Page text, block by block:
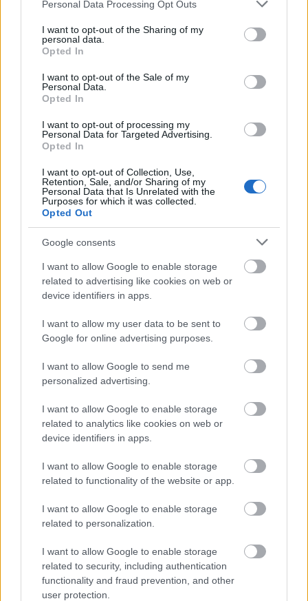
not limited to your visit or usage behaviour. You may click to
grant or deny consent to Google and its third-party tags to
use your data for below specified purposes in below Google
consent section.
Personal Data Processing Opt Outs
I want to opt-out of the Sharing of my
personal data.
Opted In
I want to opt-out of the Sale of my
Personal Data.
Opted In
I want to opt-out of processing my
Personal Data for Targeted Advertising.
Opted In
I want to opt-out of Collection, Use,
Retention, Sale, and/or Sharing of my
Personal Data that Is Unrelated with the
Purposes for which it was collected.
Opted Out
Google consents
I want to allow Google to enable storage
related to advertising like cookies on web or
device identifiers in apps.
I want to allow my user data to be sent to
Google for online advertising purposes.
I want to allow Google to send me
personalized advertising.
I want to allow Google to enable storage
related to analytics like cookies on web or
device identifiers in apps.
I want to allow Google to enable storage
related to functionality of the website or app.
I want to allow Google to enable storage
related to personalization.
I want to allow Google to enable storage
related to security, including authentication
functionality and fraud prevention, and other
user protection.
Helyi hírek
évszázados vezetéken múlt Bicske vízellátása
Helyi hírek
Gyárleállításokkal és átszervezett termeléssel
tehermentesíti a villamosenergia-rendszert a
Feliratkozom a hírlevélre és elfogadom azadatvédelmi
szabályzatot!